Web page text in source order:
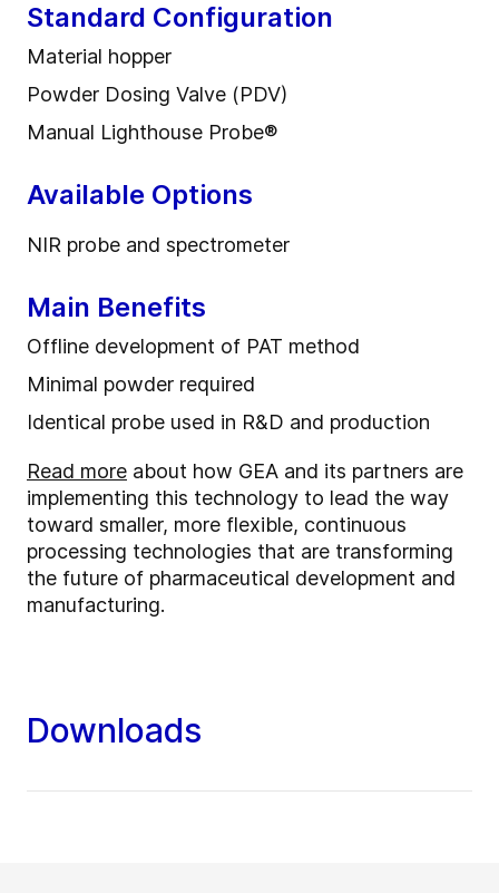
Standard Configuration
Material hopper
Powder Dosing Valve (PDV)
Manual Lighthouse Probe®
Available Options
NIR probe and spectrometer
Main Benefits
Offline development of PAT method
Minimal powder required
Identical probe used in R&D and production
Read more about how GEA and its partners are
implementing this technology to lead the way
toward smaller, more flexible, continuous
processing technologies that are transforming
the future of pharmaceutical development and
manufacturing.
Downloads